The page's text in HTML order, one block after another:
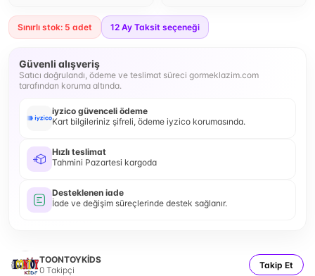
Sınırlı stok: 5 adet 12 Ay Taksit seçeneği
Güvenli alışveriş
Satıcı doğrulandı, ödeme ve teslimat süreci gormeklazim.com
tarafından koruma altında.
iyzico güvenceli ödeme
Kart bilgileriniz şifreli, ödeme iyzico korumasında.
Hızlı teslimat
Tahmini Pazartesi kargoda
Desteklenen iade
İade ve değişim süreçlerinde destek sağlanır.
TOONTOYKİDS
0 Takipçi Takip Et